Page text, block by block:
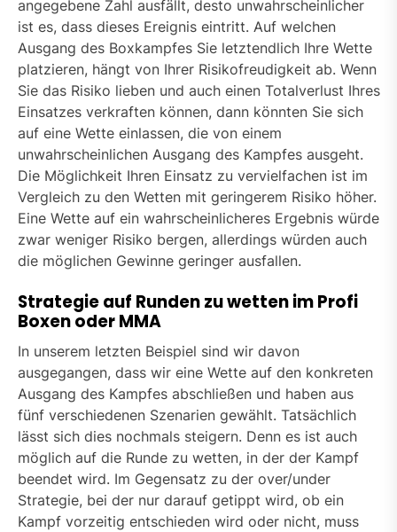
angegebene Zahl ausfällt, desto unwahrscheinlicher
ist es, dass dieses Ereignis eintritt. Auf welchen
Ausgang des Boxkampfes Sie letztendlich Ihre Wette
platzieren, hängt von Ihrer Risikofreudigkeit ab. Wenn
Sie das Risiko lieben und auch einen Totalverlust Ihres
Einsatzes verkraften können, dann könnten Sie sich
auf eine Wette einlassen, die von einem
unwahrscheinlichen Ausgang des Kampfes ausgeht.
Die Möglichkeit Ihren Einsatz zu vervielfachen ist im
Vergleich zu den Wetten mit geringerem Risiko höher.
Eine Wette auf ein wahrscheinlicheres Ergebnis würde
zwar weniger Risiko bergen, allerdings würden auch
die möglichen Gewinne geringer ausfallen.
Strategie auf Runden zu wetten im Profi
Boxen oder MMA
In unserem letzten Beispiel sind wir davon
ausgegangen, dass wir eine Wette auf den konkreten
Ausgang des Kampfes abschließen und haben aus
fünf verschiedenen Szenarien gewählt. Tatsächlich
lässt sich dies nochmals steigern. Denn es ist auch
möglich auf die Runde zu wetten, in der der Kampf
beendet wird. Im Gegensatz zu der over/under
Strategie, bei der nur darauf getippt wird, ob ein
Kampf vorzeitig entschieden wird oder nicht, muss